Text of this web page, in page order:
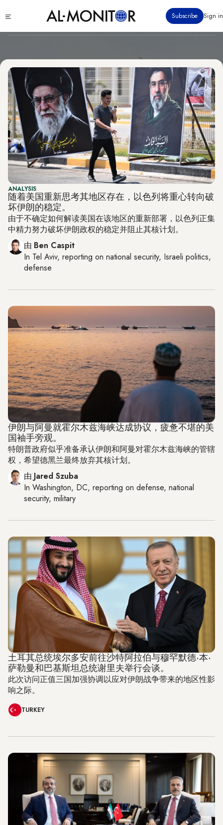
转
到
内
see
Subscribe Sign in
Politics & Security
ANALYSIS
随着美国重新思考其地区存在，以色列将重心转向破
坏伊朗的稳定。
由于不确定如何解读美国在该地区的重新部署，以色列正集
中精力努力破坏伊朗政权的稳定并阻止其核计划。
由 Ben Caspit
In Tel Aviv, reporting on national security, Israeli politics,
defense
伊朗与阿曼就霍尔木兹海峡达成协议，疲惫不堪的美
国袖手旁观。
特朗普政府似乎准备承认伊朗和阿曼对霍尔木兹海峡的管辖
权，希望德黑兰最终放弃其核计划。
由 Jared Szuba
In Washington, DC, reporting on defense, national
security, military
土耳其总统埃尔多安前往沙特阿拉伯与穆罕默德·本·
萨勒曼和巴基斯坦总统谢里夫举行会谈。
此次访问正值三国加强协调以应对伊朗战争带来的地区性影
响之际。
TURKEY